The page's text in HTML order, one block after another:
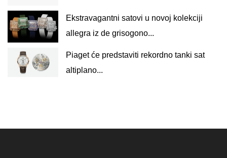
Ekstravagantni satovi u novoj kolekciji
allegra iz de grisogono...
Piaget će predstaviti rekordno tanki sat
altiplano...